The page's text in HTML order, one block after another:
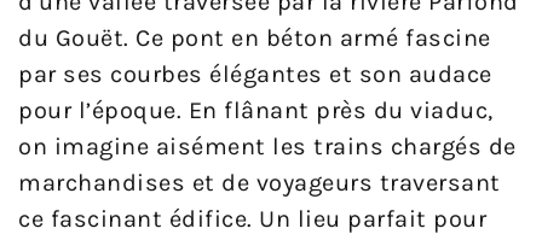
du Gouët. Ce pont en béton armé fascine
par ses courbes élégantes et son audace
pour l’époque. En flânant près du viaduc,
on imagine aisément les trains chargés de
marchandises et de voyageurs traversant
ce fascinant édifice. Un lieu parfait pour